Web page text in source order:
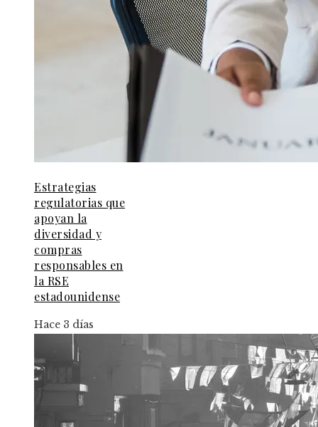
Estrategias
regulatorias que
apoyan la
diversidad y
compras
responsables en
la RSE
estadounidense
Hace 3 días